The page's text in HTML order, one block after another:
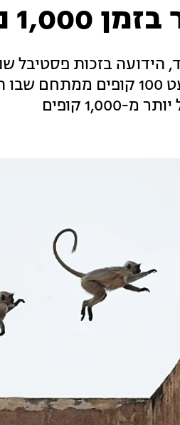
נוספים
הידועה בזכות פסטיבל
ביום שלישי בבוקר כמעט 100
קופים